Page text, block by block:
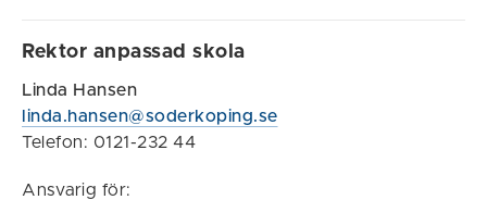
Rektor anpassad skola
Linda Hansen
linda.hansen@soderkoping.se
Telefon: 0121-232 44
Ansvarig för: